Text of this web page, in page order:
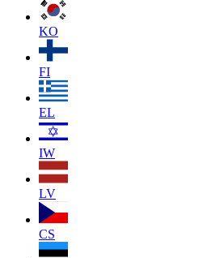
KO
FI
EL
IW
LV
CS